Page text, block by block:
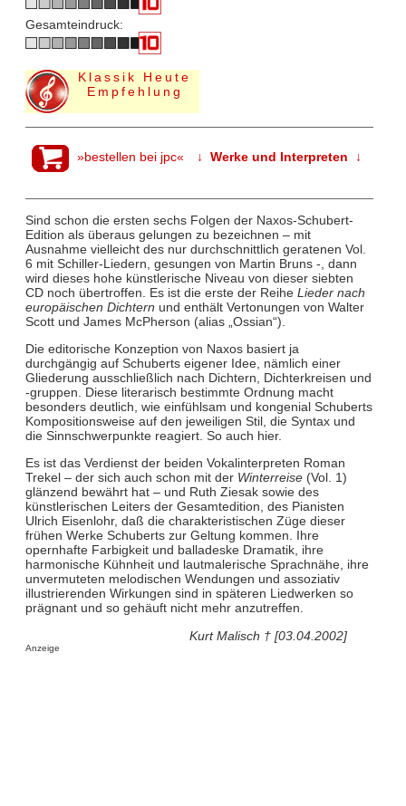
Gesamteindruck:
Klassik Heute
Empfehlung
»bestellen bei jpc« ↓ Werke und Interpreten ↓
Sind schon die ersten sechs Folgen der Naxos-Schubert-
Edition als überaus gelungen zu bezeichnen – mit
Ausnahme vielleicht des nur durchschnittlich geratenen Vol.
6 mit Schiller-Liedern, gesungen von Martin Bruns -, dann
wird dieses hohe künstlerische Niveau von dieser siebten
CD noch übertroffen. Es ist die erste der Reihe Lieder nach
europäischen Dichtern und enthält Vertonungen von Walter
Scott und James McPherson (alias „Ossian“).
Die editorische Konzeption von Naxos basiert ja
durchgängig auf Schuberts eigener Idee, nämlich einer
Gliederung ausschließlich nach Dichtern, Dichterkreisen und
-gruppen. Diese literarisch bestimmte Ordnung macht
besonders deutlich, wie einfühlsam und kongenial Schuberts
Kompositionsweise auf den jeweiligen Stil, die Syntax und
die Sinnschwerpunkte reagiert. So auch hier.
Es ist das Verdienst der beiden Vokalinterpreten Roman
Trekel – der sich auch schon mit der Winterreise(Vol. 1)
glänzend bewährt hat – und Ruth Ziesak sowie des
künstlerischen Leiters der Gesamtedition, des Pianisten
Ulrich Eisenlohr, daß die charakteristischen Züge dieser
frühen Werke Schuberts zur Geltung kommen. Ihre
opernhafte Farbigkeit und balladeske Dramatik, ihre
harmonische Kühnheit und lautmalerische Sprachnähe, ihre
unvermuteten melodischen Wendungen und assoziativ
illustrierenden Wirkungen sind in späteren Liedwerken so
prägnant und so gehäuft nicht mehr anzutreffen.
Kurt Malisch † [03.04.2002]
Anzeige